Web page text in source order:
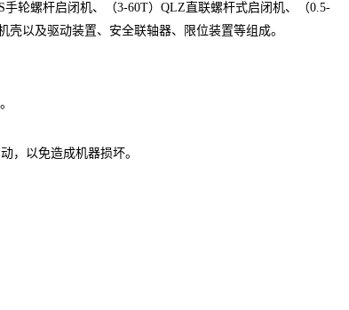
手轮螺杆启闭机、（3-60T） QLZ 直联螺杆式启闭机、（0.5-
以及驱动装置、安全联轴器、限位装置等组成。
，以免造成机器损坏。